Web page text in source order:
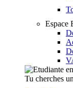
Espace
Tu cherches